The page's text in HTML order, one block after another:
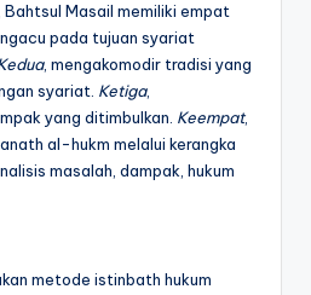
Masail memiliki empat
pada tujuan syariat
, mengakomodir tradisi yang
syariat. Ketiga,
yang ditimbulkan. Keempat,
al-hukm melalui kerangka
masalah, dampak, hukum
metode istinbath hukum